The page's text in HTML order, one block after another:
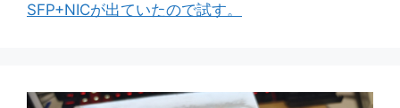
SFP+NICが出ていたので試す。